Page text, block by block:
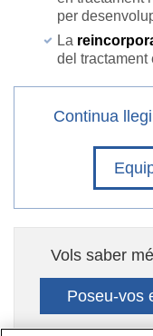
per
La
del tractament
Continua
Vols saber
Poseu-vos